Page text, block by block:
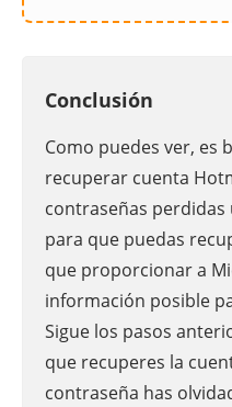
Conclusión
Como puedes ver, es
recuperar cuenta
contraseñas perdidas
para que puedas
que proporcionar a
información posible
Sigue los pasos
que recuperes la
contraseña has